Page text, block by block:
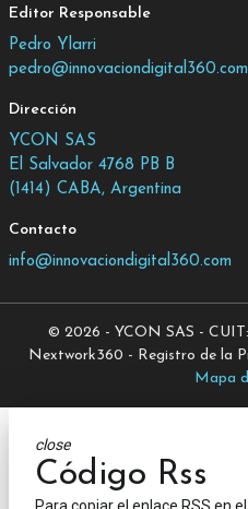
Editor Responsable
Pedro Ylarri
Dirección
YCON SAS
El Salvador 4768 PB B
(1414) CABA, Argentina
Contacto
info@innovaciondigital360.com
© 2026 - YCON SAS -
Nextwork360 - Registro de la
Mapa
close
Código Rss
Para copiar el enlace RSS en